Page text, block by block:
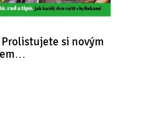
Prolistujete si novým